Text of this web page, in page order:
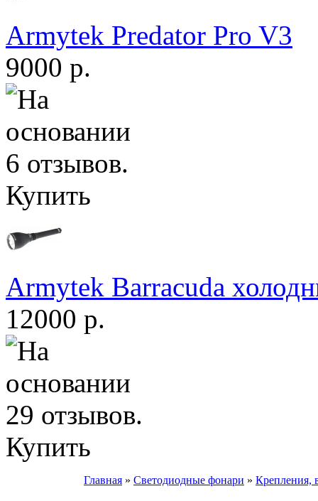
Armytek Predator Pro V3
9000 р.
Купить
Armytek Barracuda
12000 р.
Купить
Главная » Светодиодные фонари » Крепления,